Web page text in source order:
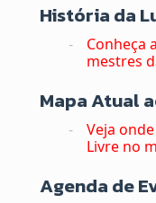
História da
Conheça
mestres
Mapa Atual
Veja
Livre no
Agenda de